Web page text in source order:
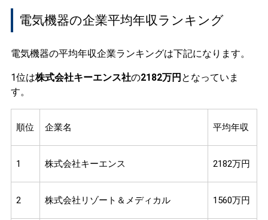
電気機器の企業平均年収ランキング
電気機器の平均年収企業ランキングは下記になります。
1位は株式会社キーエンス社の2182万円 となっていま
す。
順位 企業名 平均年収
1 株式会社キーエンス 2182万円
2 株式会社リゾート＆メディカル 1560万円